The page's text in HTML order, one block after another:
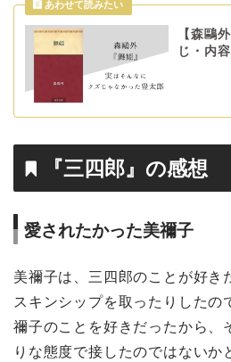
【森鷗
じ・内
『三四郎』の感想
愛されたかった美禰子
美禰子は、三四郎のことが好き
スキンシップを取ったりしたの
禰子のことを好きだったから、
りな態度で接したのではないか